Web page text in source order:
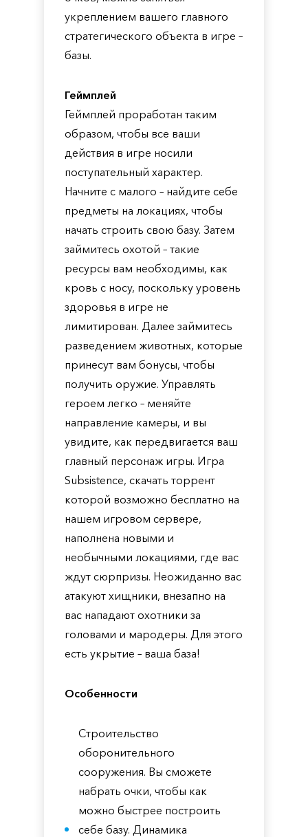
укреплением вашего главного
стратегического объекта в игре –
базы.
Геймплей
Геймплей проработан таким
образом, чтобы все ваши
действия в игре носили
поступательный характер.
Начните с малого – найдите себе
предметы на локациях, чтобы
начать строить свою базу. Затем
займитесь охотой – такие
ресурсы вам необходимы, как
кровь с носу, поскольку уровень
здоровья в игре не
лимитирован. Далее займитесь
разведением животных, которые
принесут вам бонусы, чтобы
получить оружие. Управлять
героем легко – меняйте
направление камеры, и вы
увидите, как передвигается ваш
главный персонаж игры. Игра
Subsistence, скачать торрент
которой возможно бесплатно на
нашем игровом сервере,
наполнена новыми и
необычными локациями, где вас
ждут сюрпризы. Неожиданно вас
атакуют хищники, внезапно на
вас нападают охотники за
головами и мародеры. Для этого
есть укрытие – ваша база!
Особенности
Строительство
оборонительного
сооружения. Вы сможете
набрать очки, чтобы как
можно быстрее построить
себе базу. Динамика